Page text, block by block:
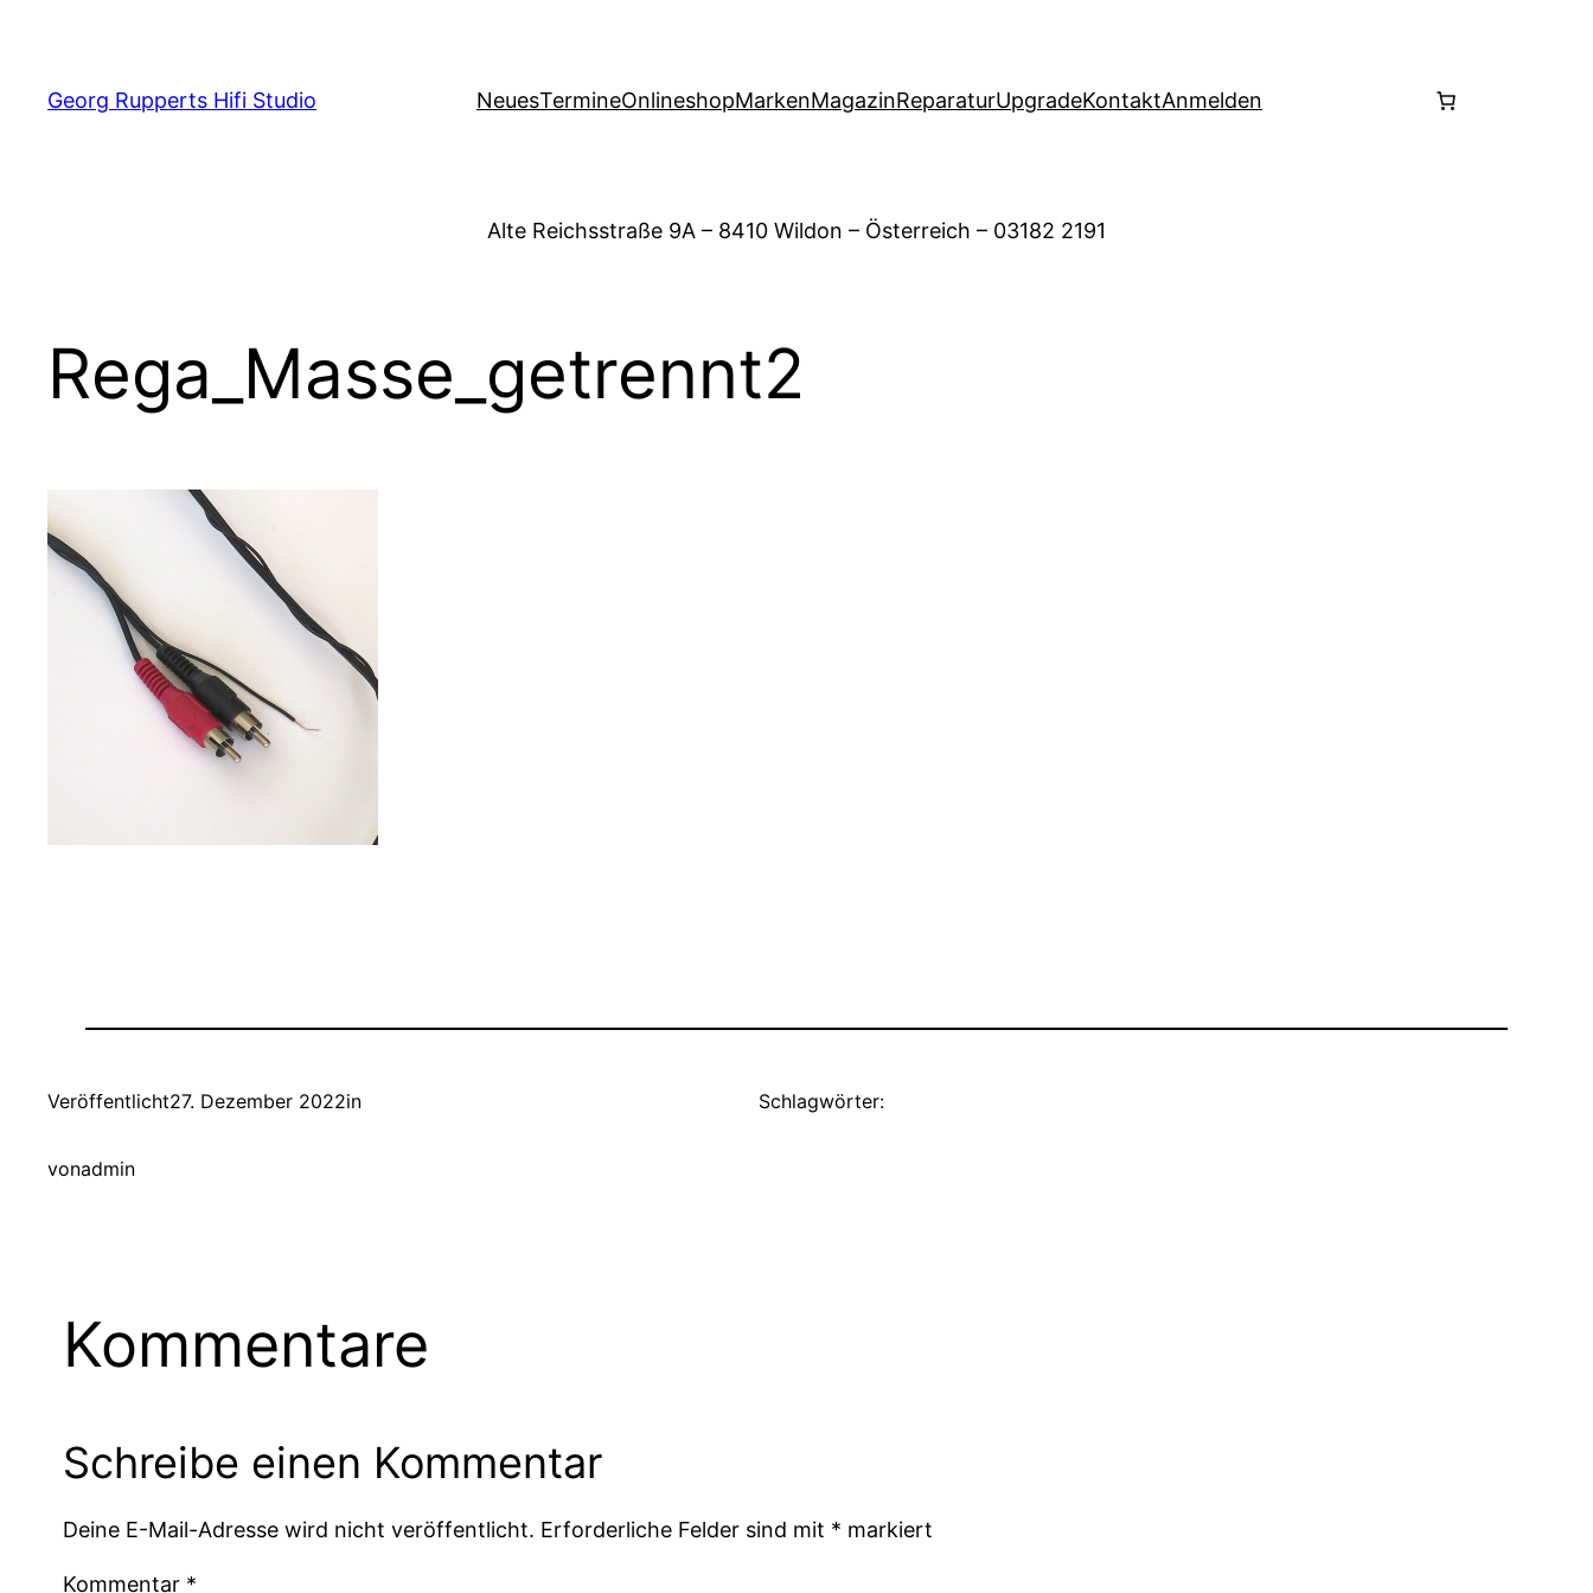
springen
Georg Rupperts Hifi Studio NeuesTermineOnlineshopMarkenMagazinReparaturUpgradeKontaktAnmelden
Alte Reichsstraße 9A – 8410 Wildon – Österreich – 03182 2191
Rega_Masse_getrennt2
Veröffentlicht27. Dezember 2022in
vonadmin
Schlagwörter:
Kommentare
Schreibe einen Kommentar
Deine E-Mail-Adresse wird nicht veröffentlicht. Erforderliche Felder sind mit * markiert
Kommentar *